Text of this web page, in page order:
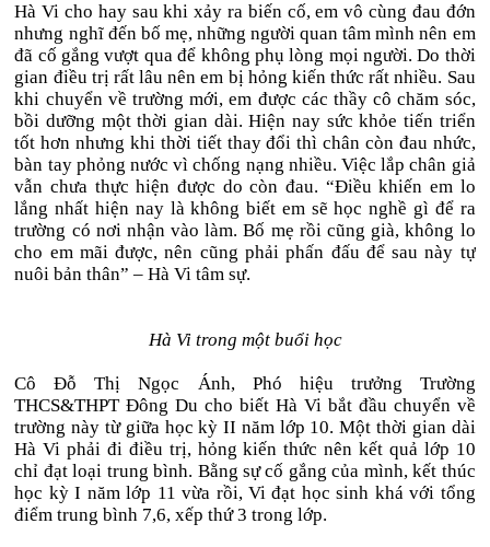
Hà Vi cho hay sau khi xảy ra biến cố, em vô cùng đau đớn
nhưng nghĩ đến bố mẹ, những người quan tâm mình nên em
đã cố gắng vượt qua để không phụ lòng mọi người. Do thời
gian điều trị rất lâu nên em bị hỏng kiến thức rất nhiều. Sau
khi chuyển về trường mới, em được các thầy cô chăm sóc,
bồi dưỡng một thời gian dài. Hiện nay sức khỏe tiến triển
tốt hơn nhưng khi thời tiết thay đổi thì chân còn đau nhức,
bàn tay phỏng nước vì chống nạng nhiều. Việc lắp chân giả
vẫn chưa thực hiện được do còn đau. “Điều khiến em lo
lắng nhất hiện nay là không biết em sẽ học nghề gì để ra
trường có nơi nhận vào làm. Bố mẹ rồi cũng già, không lo
cho em mãi được, nên cũng phải phấn đấu để sau này tự
nuôi bản thân” – Hà Vi tâm sự.
Hà Vi trong một buổi học
Cô Đỗ Thị Ngọc Ánh, Phó hiệu trưởng Trường
THCS&THPT Đông Du cho biết Hà Vi bắt đầu chuyển về
trường này từ giữa học kỳ II năm lớp 10. Một thời gian dài
Hà Vi phải đi điều trị, hỏng kiến thức nên kết quả lớp 10
chỉ đạt loại trung bình. Bằng sự cố gắng của mình, kết thúc
học kỳ I năm lớp 11 vừa rồi, Vi đạt học sinh khá với tổng
điểm trung bình 7,6, xếp thứ 3 trong lớp.